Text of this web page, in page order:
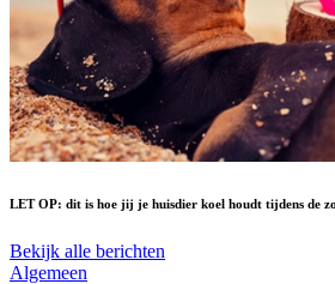
LET OP: dit is hoe jij je huisdier koel houdt tijdens de
Bekijk alle berichten
Algemeen